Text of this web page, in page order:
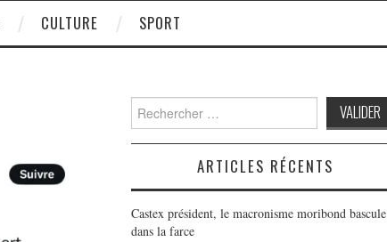
CULTURE SPORT
Search
for:
ARTICLES RÉCENTS
Castex président, le macronisme moribond bascule
dans la farce